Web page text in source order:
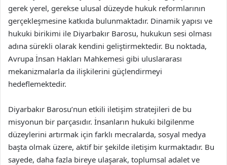
gerek yerel, gerekse ulusal düzeyde hukuk reformlarının
gerçekleşmesine katkıda bulunmaktadır. Dinamik yapısı ve
hukuki birikimi ile Diyarbakır Barosu, hukukun sesi olması
adına sürekli olarak kendini geliştirmektedir. Bu noktada,
Avrupa İnsan Hakları Mahkemesi gibi uluslararası
mekanizmalarla da ilişkilerini güçlendirmeyi
hedeflemektedir.
Diyarbakır Barosu’nun etkili iletişim stratejileri de bu
misyonun bir parçasıdır. İnsanların hukuki bilgilenme
düzeylerini artırmak için farklı mecralarda, sosyal medya
başta olmak üzere, aktif bir şekilde iletişim kurmaktadır. Bu
sayede, daha fazla bireye ulaşarak, toplumsal adalet ve